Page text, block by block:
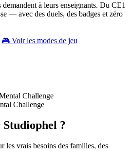
à leurs enseignants. Du CE1
— avec des duels, des badges et zéro
🎮 Voir les modes de jeu
?
les vrais besoins des familles, des